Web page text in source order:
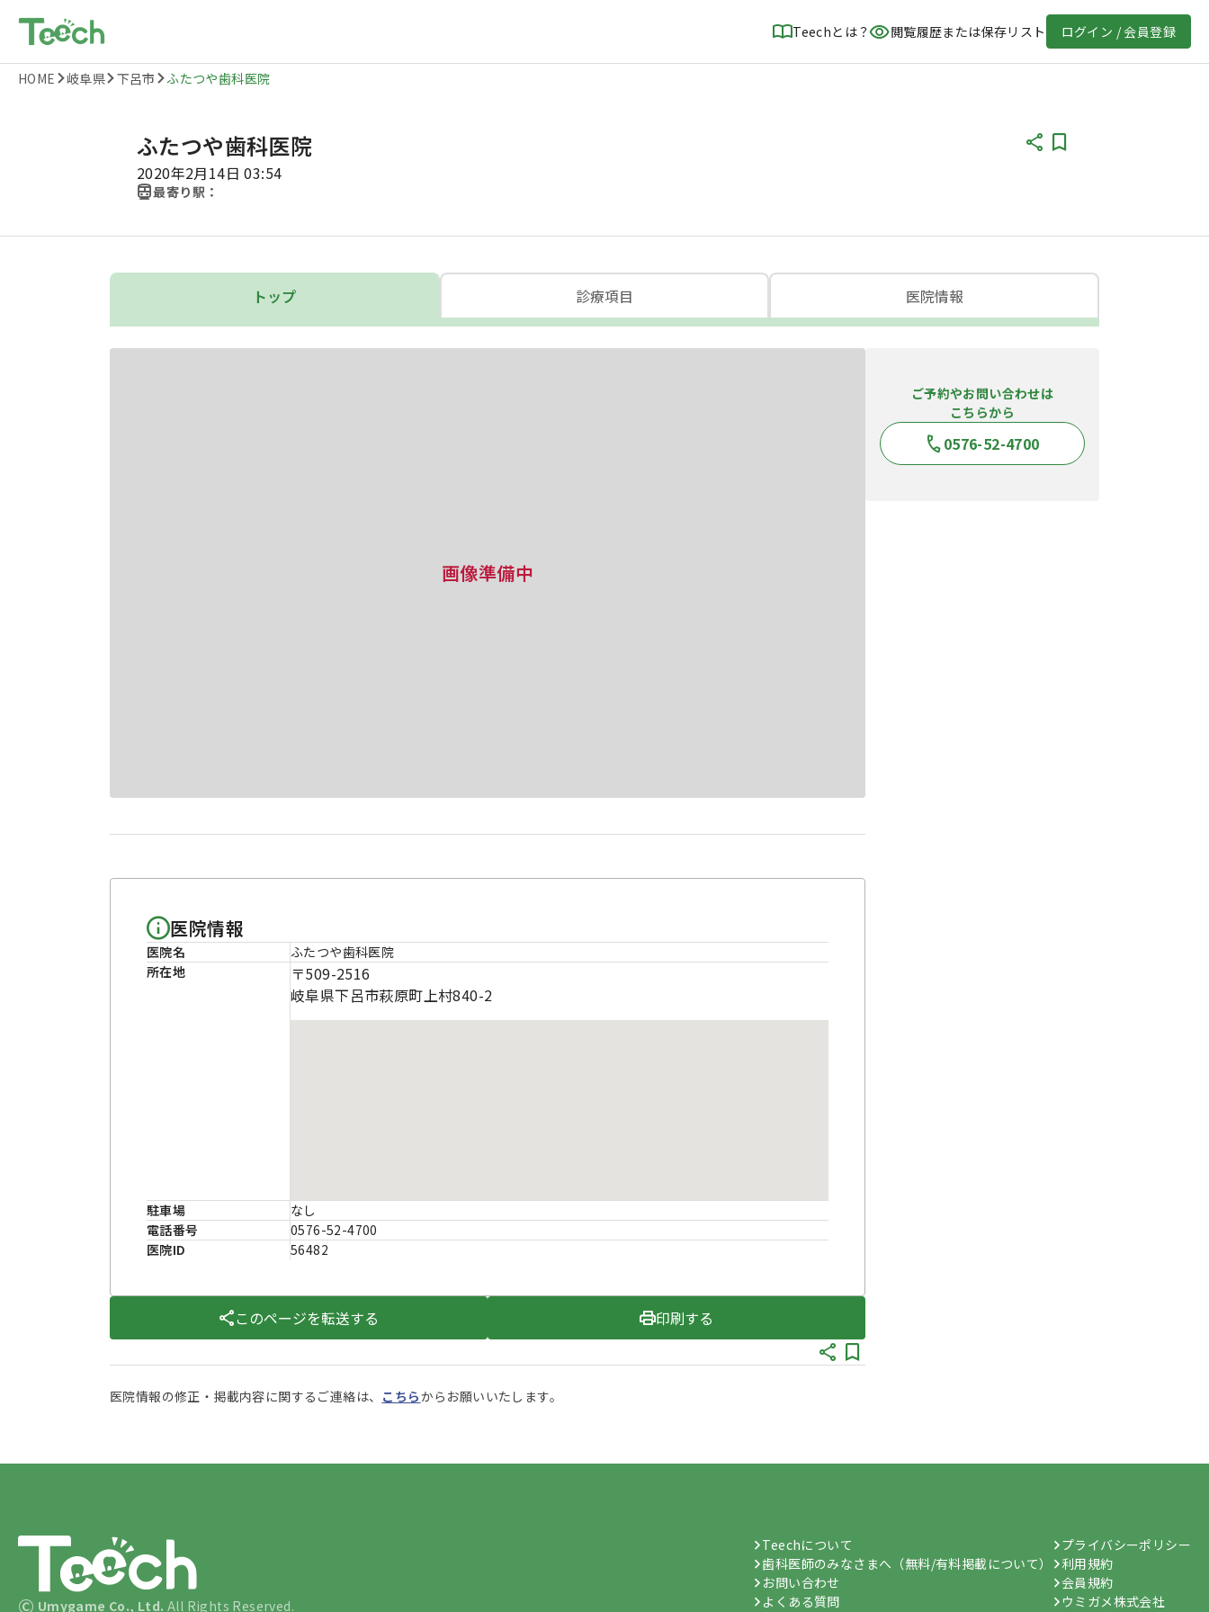
Teechとは？ 閲覧履歴または保存リスト ログイン / 会員登録
HOME 岐阜県 下呂市 ふたつや歯科医院
ふたつや歯科医院
2020年2月14日 03:54
最寄り駅：
トップ 診療項目 医院情報
画像準備中
医院情報
医院名
ふたつや歯科医院
所在地
〒509-2516
岐阜県下呂市萩原町上村840-2
駐車場
なし
電話番号
0576-52-4700
医院ID
56482
このページを転送する 印刷する
医院情報の修正・掲載内容に関するご連絡は、 こちらからお願いいたします。
ご予約やお問い合わせは
こちらから
0576-52-4700
© Umygame Co., Ltd. All Rights Reserved.
Teechについて
歯科医師のみなさまへ（無料/有料掲載について）
お問い合わせ
よくある質問
プライバシーポリシー
利用規約
会員規約
ウミガメ株式会社